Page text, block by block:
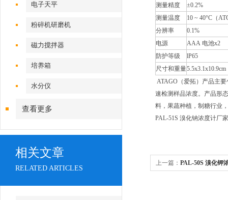
电子天平
粉碎机研磨机
磁力搅拌器
培养箱
水分仪
查看更多
相关文章
RELATED ARTICLES
测量精度
±0.2%
测量温度
10 ~ 40°C（
分辨率
0.1%
电源
AAA 电池x2
防护等级
lP65
尺寸和重量
ATAGO（爱拓）产品主
速检测样品浓度。产品形
料，果蔬种植，制糖行业
PAL-51S 溴化钠浓度计厂家
上一篇： PAL-50S 溴化钾